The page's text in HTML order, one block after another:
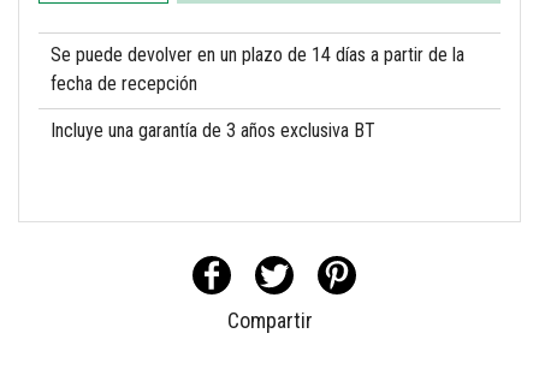
Se puede devolver en un plazo de 14 días a partir de la
fecha de recepción
Incluye una garantía de 3 años exclusiva BT
Compartir